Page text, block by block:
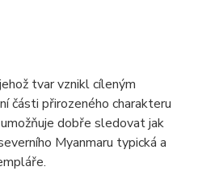
tvar vznikl cíleným
části přirozeného charakteru
dobře sledovat jak
Myanmaru typická a